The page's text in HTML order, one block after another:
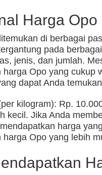
Harga Opo
di berbagai
pada
jenis, dan jumlah.
harga Opo yang cukup
dapat Anda
kilogram): Rp.
kecil. Jika Anda
harga
harga Opo yang lebih